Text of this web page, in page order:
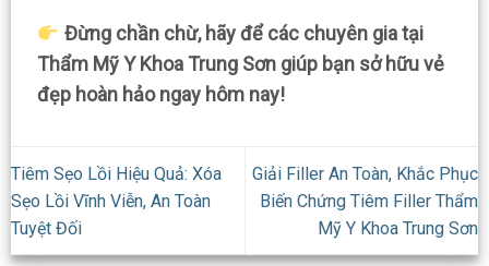
Đừng chần chừ, hãy để các chuyên gia tại
Thẩm Mỹ Y Khoa Trung Sơn giúp bạn sở hữu vẻ
đẹp hoàn hảo ngay hôm nay!
Tiêm Sẹo Lồi Hiệu Quả: Xóa
Sẹo Lồi Vĩnh Viễn, An Toàn
Tuyệt Đối
Giải Filler An Toàn, Khắc Phục
Biến Chứng Tiêm Filler Thẩm
Mỹ Y Khoa Trung Sơn